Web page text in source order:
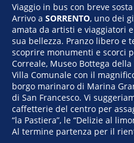
Viaggio in bus con breve
Arrivo a SORRENTO, uno dei
amata da artisti e viaggiatori
sua bellezza. Pranzo libero e
scoprire monumenti e scorci
Correale, Museo Bottega
Villa Comunale con il
borgo marinaro di Marina
di San Francesco. Vi
caffetterie del centro per
“la Pastiera”, le “Delizie al
Al termine partenza per il